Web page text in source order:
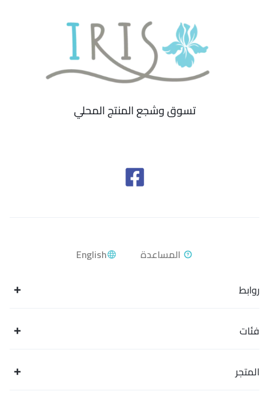
تسوق وشجع المنتج المحلي
English
روابط
فئات
المتجر